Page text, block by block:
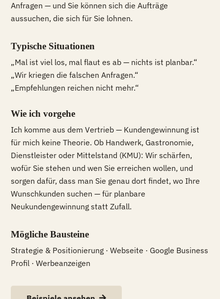
Anfragen — und Sie können sich die Aufträge
aussuchen, die sich für Sie lohnen.
Typische Situationen
„Mal ist viel los, mal flaut es ab — nichts ist planbar.“
„Wir kriegen die falschen Anfragen.“
„Empfehlungen reichen nicht mehr.“
Wie ich vorgehe
Ich komme aus dem Vertrieb — Kundengewinnung ist
für mich keine Theorie. Ob Handwerk, Gastronomie,
Dienstleister oder Mittelstand (KMU): Wir schärfen,
wofür Sie stehen und wen Sie erreichen wollen, und
sorgen dafür, dass man Sie genau dort findet, wo Ihre
Wunschkunden suchen — für planbare
Neukundengewinnung statt Zufall.
Mögliche Bausteine
Strategie & Positionierung · Webseite · Google Business
Profil · Werbeanzeigen